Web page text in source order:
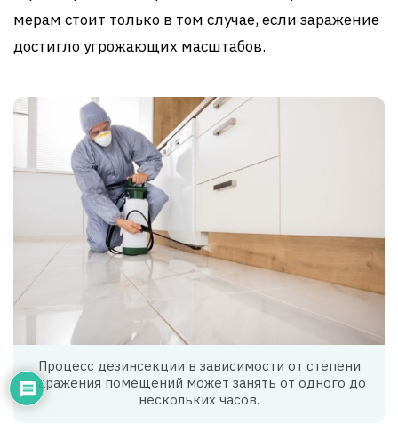
мерам стоит только в том случае, если заражение
достигло угрожающих масштабов.
Процесс дезинсекции в зависимости от степени
заражения помещений может занять от одного до
нескольких часов.